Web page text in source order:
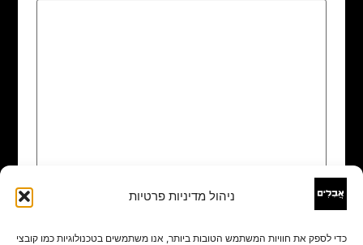
ניהול מדיניות פרטיות
כדי לספק את חוויות המשתמש הטובות ביותר, אנו משתמשים בטכנולוגיות כמו קובצי
שם